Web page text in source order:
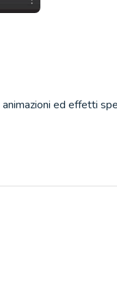
ed effetti